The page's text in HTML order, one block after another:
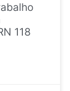
118